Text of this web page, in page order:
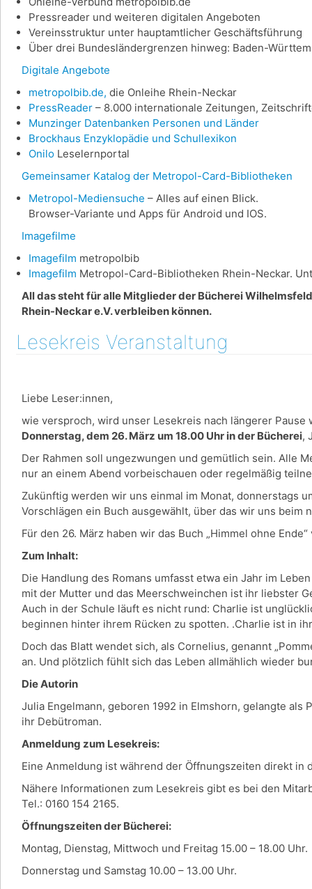
Pressreader und weiteren digitalen Angeboten
Vereinsstruktur unter hauptamtlicher Geschäftsführung
Über drei Bundesländergrenzen hinweg: Baden-
Digitale Angebote
metropolbib.de, die Onleihe Rhein-Neckar
PressReader – 8.000 internationale Zeitungen,
Munzinger Datenbanken Personen und Länder
Brockhaus Enzyklopädie und Schullexikon
Onilo Leselernportal
Gemeinsamer Katalog der Metropol-Card-Bibliotheken
Metropol-Mediensuche – Alles auf einen Blick.
Browser-Variante und Apps für Android und IOS.
Imagefilme
Imagefilm metropolbib
Imagefilm Metropol-Card-Bibliotheken Rhein-Neckar.
All das steht für alle Mitglieder der Bücherei
Rhein-Neckar e.V. verbleiben können.
Lesekreis Veranstaltung
Liebe Leser:innen,
wie versproch, wird unser Lesekreis nach längerer
Donnerstag, dem 26. März um 18.00 Uhr in der Bücherei,
Der Rahmen soll ungezwungen und gemütlich sein. Alle
nur an einem Abend vorbeischauen oder regelmäßig
Zukünftig werden wir uns einmal im Monat, donnerstags
Vorschlägen ein Buch ausgewählt, über das wir uns beim
Für den 26. März haben wir das Buch „Himmel ohne
Zum Inhalt:
Die Handlung des Romans umfasst etwa ein Jahr im
mit der Mutter und das Meerschweinchen ist ihr liebster
Auch in der Schule läuft es nicht rund: Charlie ist
beginnen hinter ihrem Rücken zu spotten. .Charlie ist in
Doch das Blatt wendet sich, als Cornelius, genannt
an. Und plötzlich fühlt sich das Leben allmählich wieder
Die Autorin
Julia Engelmann, geboren 1992 in Elmshorn, gelangte
ihr Debütroman.
Anmeldung zum Lesekreis:
Eine Anmeldung ist während der Öffnungszeiten direkt
Nähere Informationen zum Lesekreis gibt es bei den
Tel.: 0160 154 2165.
Öffnungszeiten der Bücherei:
Montag, Dienstag, Mittwoch und Freitag 15.00 – 18.00 Uhr.
Donnerstag und Samstag 10.00 – 13.00 Uhr.